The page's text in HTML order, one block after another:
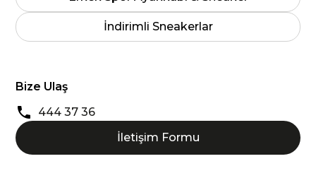
İndirimli Sneakerlar
Bize Ulaş
444 37 36
İletişim Formu